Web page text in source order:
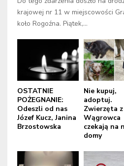
krajowej nr 11 w miejscowości
koło Rogoźna. Piątek,...
OSTATNIE
POŻEGNANIE:
Odeszli od nas
Józef Kucz, Janina
Brzostowska
Nie kupuj,
adoptuj.
Zwierzęta z
Wągrowca
czekają na
domy